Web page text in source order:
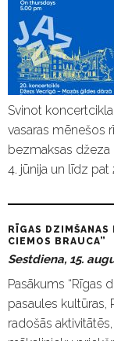
Svinot
vasaras mēnešos
bezmaksas
4. jūnija un līdz pat
RĪGAS DZIMŠANAS
CIEMOS BRAUCA”
Sestdiena, 15.
Pasākums “Rīgas
pasaules kultūras,
radošās